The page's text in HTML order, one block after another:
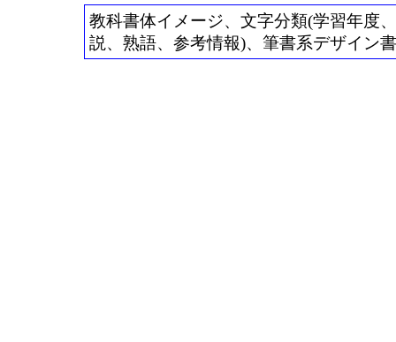
教科書体イメージ、文字分類(学習年度
説、熟語、参考情報)、筆書系デザイン